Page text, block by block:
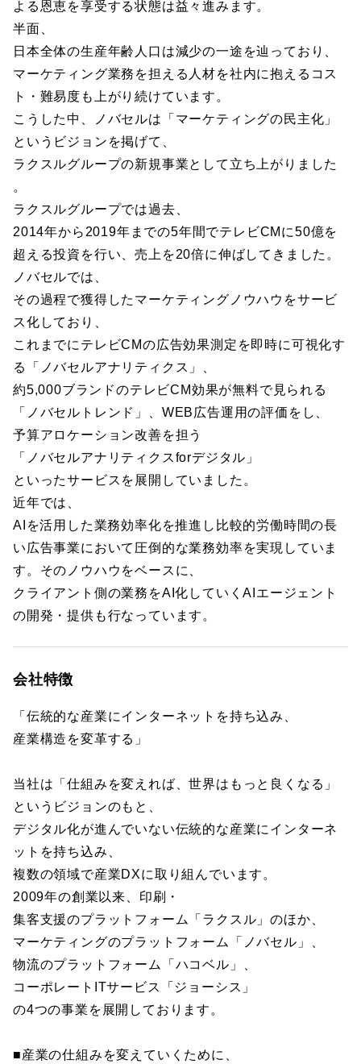
よる恩恵を享受する状態は益々進みます。
半面、
日本全体の生産年齢人口は減少の一途を辿っており、
マーケティング業務を担える人材を社内に抱えるコス
ト・難易度も上がり続けています。
こうした中、ノバセルは「マーケティングの民主化」
というビジョンを掲げて、
ラクスルグループの新規事業として立ち上がりました
。
ラクスルグループでは過去、
2014年から2019年までの5年間でテレビCMに50億を
超える投資を行い、売上を20倍に伸ばしてきました。
ノバセルでは、
その過程で獲得したマーケティングノウハウをサービ
ス化しており、
これまでにテレビCMの広告効果測定を即時に可視化す
る「ノバセルアナリティクス」、
約5,000ブランドのテレビCM効果が無料で見られる
「ノバセルトレンド」、WEB広告運用の評価をし、
予算アロケーション改善を担う
「ノバセルアナリティクスforデジタル」
といったサービスを展開していました。
近年では、
AIを活用した業務効率化を推進し比較的労働時間の長
い広告事業において圧倒的な業務効率を実現していま
す。そのノウハウをベースに、
クライアント側の業務をAI化していくAIエージェント
の開発・提供も行なっています。
会社特徴
「伝統的な産業にインターネットを持ち込み、
産業構造を変革する」
当社は「仕組みを変えれば、世界はもっと良くなる」
というビジョンのもと、
デジタル化が進んでいない伝統的な産業にインターネ
ットを持ち込み、
複数の領域で産業DXに取り組んでいます。
2009年の創業以来、印刷・
集客支援のプラットフォーム「ラクスル」のほか、
マーケティングのプラットフォーム「ノバセル」、
物流のプラットフォーム「ハコベル」、
コーポレートITサービス「ジョーシス」
の4つの事業を展開しております。
■産業の仕組みを変えていくために、